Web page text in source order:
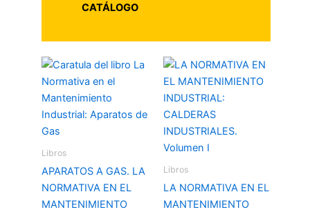
CATÁLOGO
Libros
APARATOS A GAS. LA
NORMATIVA EN EL
MANTENIMIENTO
Libros
LA NORMATIVA EN EL
MANTENIMIENTO